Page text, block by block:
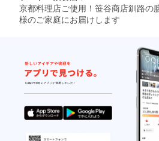
京都料理店ご使用！笹谷商店釧路の
様のご家庭にお届けします